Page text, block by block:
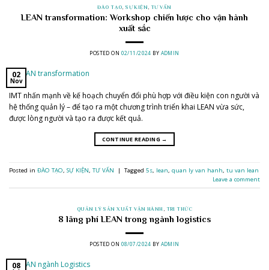
ĐÀO TẠO,SỰ KIỆN , TƯ VẤN
LEAN transformation: Workshop chiến lược cho vận hành
xuất sắc
POSTED ON 02/11/2024 BY ADMIN
02
Nov
IMT nhấn mạnh về kế hoạch chuyển đổi phù hợp với điều kiện con người và
hệ thống quản lý – để tạo ra một chương trình triển khai LEAN vừa sức,
được lòng người và tạo ra được kết quả.
CONTINUE READING →
Posted in ĐÀO TẠO, SỰ KIỆN, TƯ VẤN | Tagged 5s, lean, quan ly van hanh, tu van lean
Leave a comment
QUẢN LÝ SẢN XUẤT VẬN HÀNH , TRI THỨC
8 lãng phí LEAN trong ngành logistics
POSTED ON 08/07/2024 BY ADMIN
08